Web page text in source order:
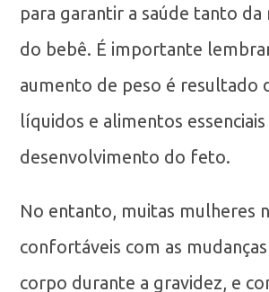
para garantir a saúde tanto da
do bebê. É importante
aumento de peso é resultado
líquidos e alimentos
desenvolvimento do feto.
No entanto, muitas mulheres
confortáveis com as
corpo durante a gravidez, e